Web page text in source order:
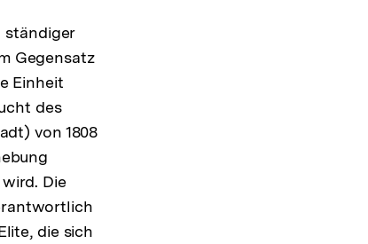
ständiger
Gegensatz
Einheit
des
von 1808
Die
die sich